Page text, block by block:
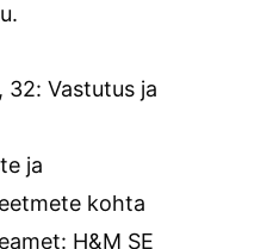
32: Vastutus ja
ja
kohta
H&M SE